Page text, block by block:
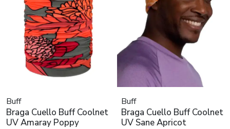
Buff
Braga Cuello Buff Coolnet
UV Amaray Poppy
Buff
Braga Cuello Buff Coolnet
UV Sane Apricot